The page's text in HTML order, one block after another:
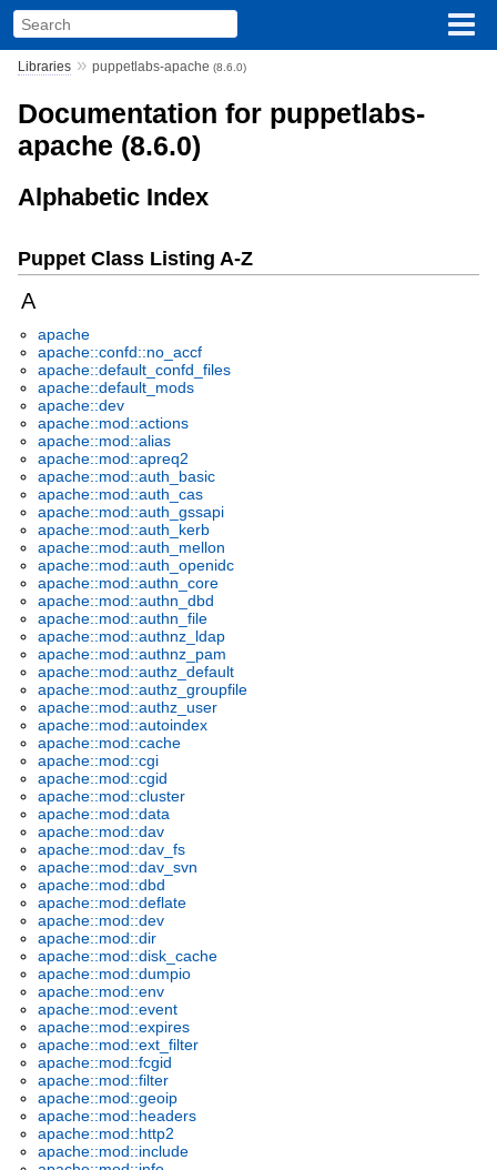
Libraries» puppetlabs-apache (8.6.0)
Documentation for puppetlabs-
apache (8.6.0)
Alphabetic Index
Puppet Class Listing A-Z
A
apache
apache::confd::no_accf
apache::default_confd_files
apache::default_mods
apache::dev
apache::mod::actions
apache::mod::alias
apache::mod::apreq2
apache::mod::auth_basic
apache::mod::auth_cas
apache::mod::auth_gssapi
apache::mod::auth_kerb
apache::mod::auth_mellon
apache::mod::auth_openidc
apache::mod::authn_core
apache::mod::authn_dbd
apache::mod::authn_file
apache::mod::authnz_ldap
apache::mod::authnz_pam
apache::mod::authz_default
apache::mod::authz_groupfile
apache::mod::authz_user
apache::mod::autoindex
apache::mod::cache
apache::mod::cgi
apache::mod::cgid
apache::mod::cluster
apache::mod::data
apache::mod::dav
apache::mod::dav_fs
apache::mod::dav_svn
apache::mod::dbd
apache::mod::deflate
apache::mod::dev
apache::mod::dir
apache::mod::disk_cache
apache::mod::dumpio
apache::mod::env
apache::mod::event
apache::mod::expires
apache::mod::ext_filter
apache::mod::fcgid
apache::mod::filter
apache::mod::geoip
apache::mod::headers
apache::mod::http2
apache::mod::include